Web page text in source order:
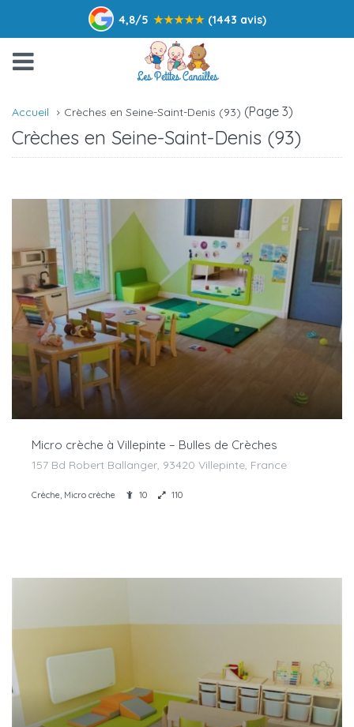
4,8/5 ★★★★★ (1443 avis)
Accueil Crèches en Seine-Saint-Denis (93) (Page 3)
Crèches en Seine-Saint-Denis (93)
Micro crèche à Villepinte – Bulles de Crèches
157 Bd Robert Ballanger, 93420 Villepinte, France
Crèche, Micro crèche 10 110